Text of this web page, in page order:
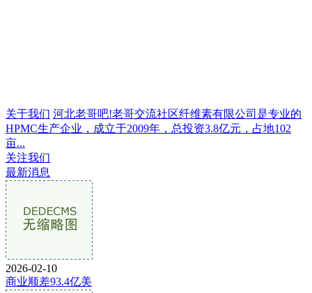
关于我们 河北老哥吧!老哥交流社区纤维素有限公司是专业的
HPMC生产企业，成立于2009年，总投资3.8亿元，占地102
亩...
关注我们
最新消息
2026-02-10
商业顺差93.4亿美